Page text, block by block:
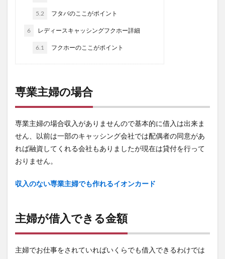
5.2 フタバのここがポイント
6 レディースキャッシングフクホー詳細
6.1 フクホーのここがポイント
専業主婦の場合
専業主婦の場合収入がありませんので基本的に借入は出来ま
せん、以前は一部のキャッシング会社では配偶者の同意があ
れば融資してくれる会社もありましたが現在は貸付を行って
おりません。
収入のない専業主婦でも作れるイオンカード
主婦が借入できる金額
主婦でお仕事をされていればいくらでも借入できるわけでは